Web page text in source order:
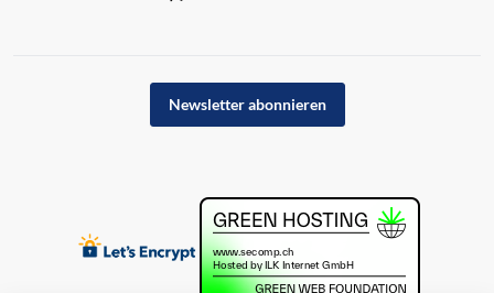
Newsletter abonnieren